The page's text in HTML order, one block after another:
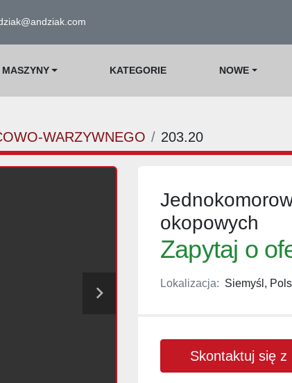
MASZYNY KATEGORIE NOWE
WARZYWNEGO 203.20
okopowych
Zapytaj o
Lokalizacja: Siemyśl,
Skontaktuj się z